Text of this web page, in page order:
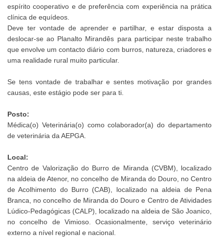
espírito cooperativo e de preferência com experiência na prática
clínica de equídeos.
Deve ter vontade de aprender e partilhar, e estar disposta a
deslocar-se ao Planalto Mirandês para participar neste trabalho
que envolve um contacto diário com burros, natureza, criadores e
uma realidade rural muito particular.
Se tens vontade de trabalhar e sentes motivação por grandes
causas, este estágio pode ser para ti.
Posto:
Médica(o) Veterinária(o) como colaborador(a) do departamento
de veterinária da AEPGA.
Local:
Centro de Valorização do Burro de Miranda (CVBM) , localizado
na aldeia de Atenor, no concelho de Miranda do Douro, no Centro
de Acolhimento do Burro (CAB), localizado na aldeia de Pena
Branca, no concelho de Miranda do Douro e Centro de Atividades
Lúdico-Pedagógicas (CALP), localizado na aldeia de São Joanico,
no concelho de Vimioso. Ocasionalmente, serviço veterinário
externo a nível regional e nacional.